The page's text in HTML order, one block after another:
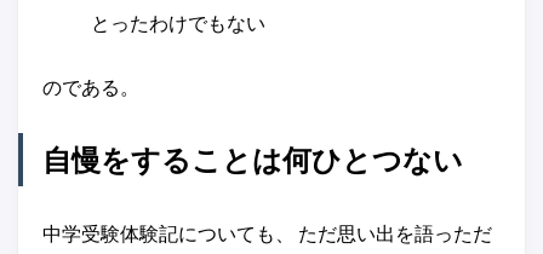
とったわけでもない
のである。
自慢をすることは何ひとつない
中学受験体験記についても、 ただ思い出を語っただ